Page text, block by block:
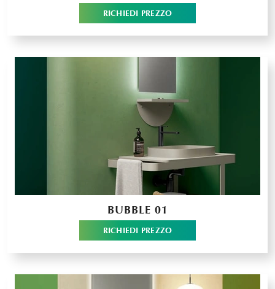
RICHIEDI PREZZO
BUBBLE 01
RICHIEDI PREZZO